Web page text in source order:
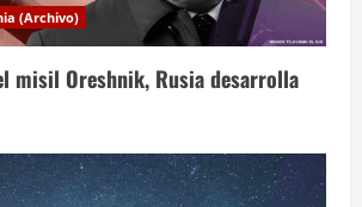
(Archivo)
misil Oreshnik, Rusia desarrolla